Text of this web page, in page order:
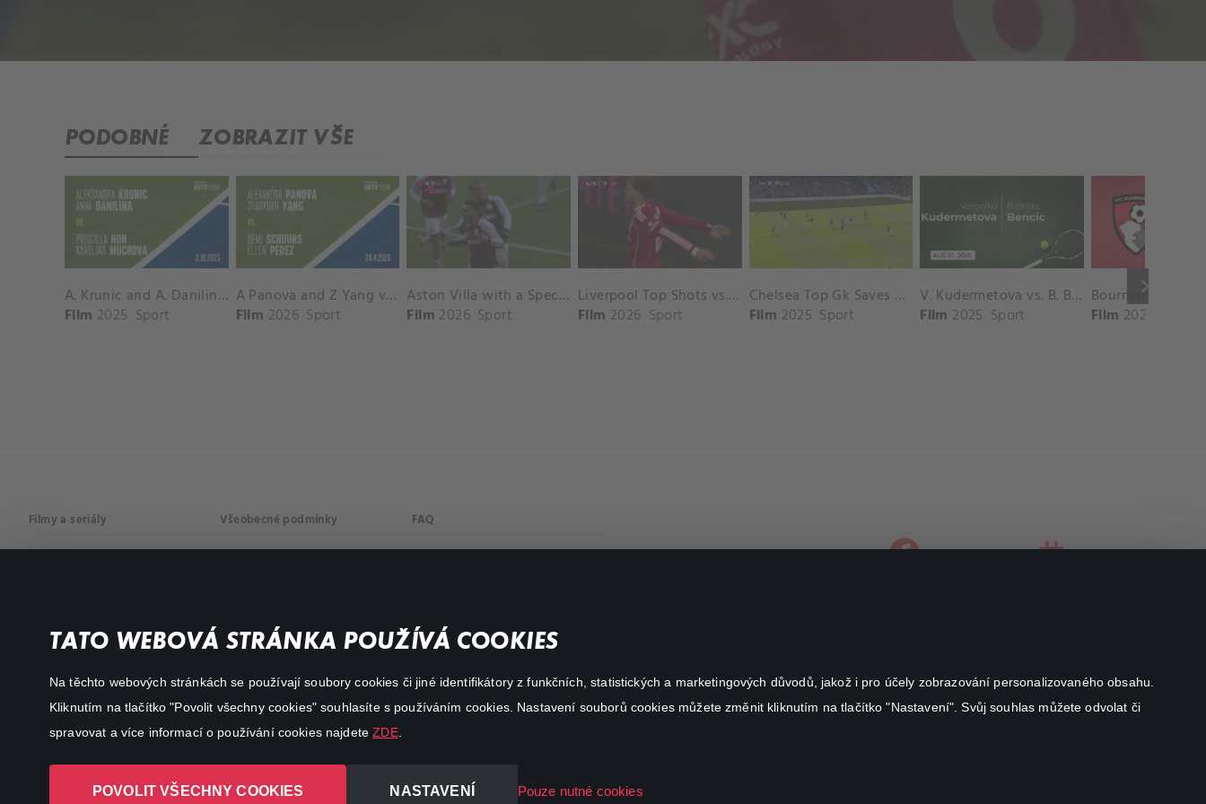
TATO WEBOVÁ STRÁNKA POUŽÍVÁ COOKIES
Na těchto webových stránkách se používají soubory cookies či jiné identifikátory z funkčních, statistických a marketingových důvodů, jakož i pro účely zobrazování personalizovaného obsahu.
Kliknutím na tlačítko "Povolit všechny cookies" souhlasíte s používáním cookies. Nastavení souborů cookies můžete změnit kliknutím na tlačítko "Nastavení". Svůj souhlas můžete odvolat či
spravovat a více informací o používání cookies najdeteZDE.
POVOLIT VŠECHNY COOKIES NASTAVENÍ Pouze nutné cookies
PODOBNÉ ZOBRAZIT VŠE
keyboard_arrow_right
A. Krunic and A. Danilina vs. P. Hon and K. Muchova Match Highlights - BEIJING_Capital Group Diamond ( October 02, 2025)
Film 2025 Sport
A Panova and Z Yang vs D Schuurs and E Perez Match Highlights - MADRID_Court 8 ( April 24, 2026)
Film 2026 Sport
Aston Villa with a Spectacular Goal vs. Nottingham Forest
Film 2026 Sport
Liverpool Top Shots vs. Fulham
Film 2026 Sport
Chelsea Top Gk Saves vs. Crystal Palace
Film 2025 Sport
V. Kudermetova vs. B. Bencic Match Highlights - CINCINNATI_Champions Court ( August 10, 2025)
Film 2025 Sport Film 2025
Filmy a seriály
Akční
Všeobecné podmínky FAQ
facebookinstagram
Canal+ Luxembourg S. à r.l. se sídlem Rue Albert Borschette 4,